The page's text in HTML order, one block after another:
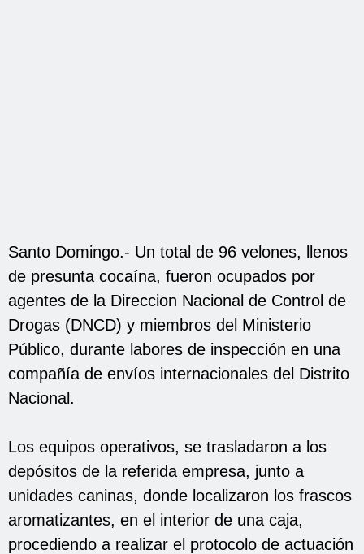
Santo Domingo.- Un total de 96 velones, llenos
de presunta cocaína, fueron ocupados por
agentes de la Direccion Nacional de Control de
Drogas (DNCD) y miembros del Ministerio
Público, durante labores de inspección en una
compañía de envíos internacionales del Distrito
Nacional.
Los equipos operativos, se trasladaron a los
depósitos de la referida empresa, junto a
unidades caninas, donde localizaron los frascos
aromatizantes, en el interior de una caja,
procediendo a realizar el protocolo de actuación